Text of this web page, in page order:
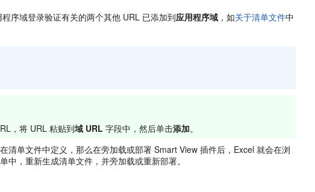
序域登录验证有关的两个其他 URL 已添加到应用程序域 ，如关于清单文件中
，将 URL 粘贴到域 URL 字段中，然后单击添加。
清单文件中定义，那么在旁加载或部署 Smart View 插件后，Excel 就会在浏
，重新生成清单文件，并旁加载或重新部署。